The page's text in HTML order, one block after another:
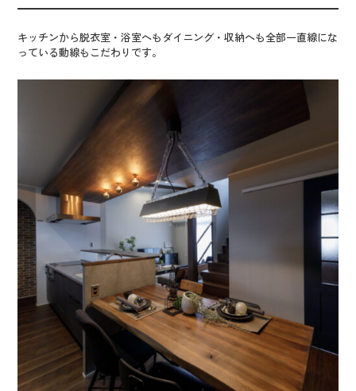
キッチンから脱衣室・浴室へもダイニング・収納へも全部一直線にな
っている動線もこだわりです。